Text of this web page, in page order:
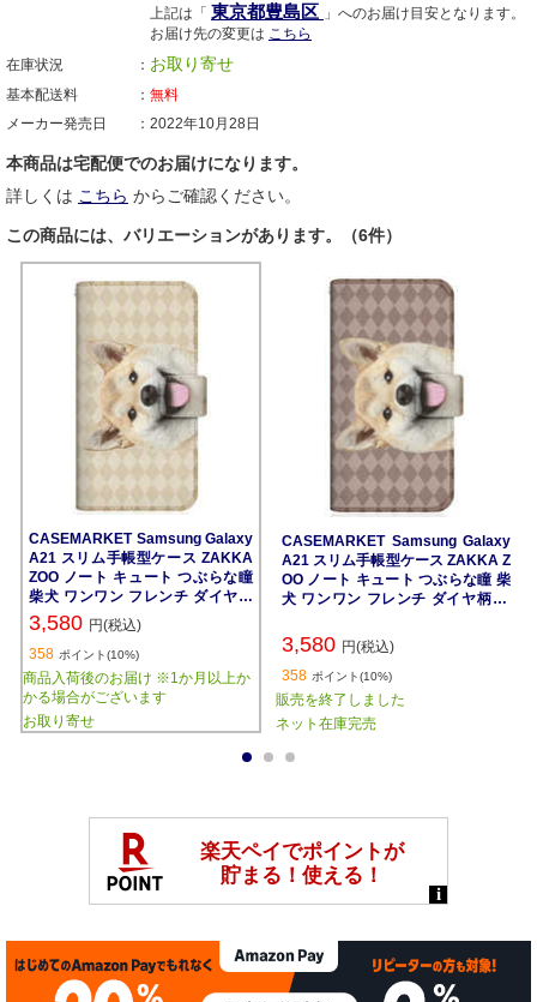
上記は「 東京都豊島区 」へのお届け目安となります。
お届け先の変更は こちら
在庫状況
お取り寄せ
基本配送料
無料
メーカー発売日
2022年10月28日
本商品は宅配便でのお届けになります。
詳しくは こちら からご確認ください。
この商品には、バリエーションがあります。（6件）
CASEMARKET Samsung Galaxy
A21 スリム手帳型ケース ZAKKA
ZOO ノート キュート つぶらな瞳
柴犬 ワンワン フレンチ ダイヤ柄
ベージュ SC-42A-BCM2S2821-7
8
3,580 円(税込)
358 ポイント(10%)
商品入荷後のお届け ※1か月以上か
かる場合がございます
お取り寄せ
CASEMARKET Samsung Galaxy
A21 スリム手帳型ケース ZAKKA Z
OO ノート キュート つぶらな瞳 柴
犬 ワンワン フレンチ ダイヤ柄 ブ
3,580 円(税込)
358 ポイント(10%)
販売を終了しました
ネット在庫完売